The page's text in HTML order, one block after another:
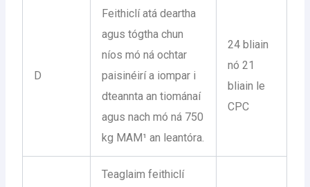
D
Feithiclí atá deartha
agus tógtha chun
níos mó ná ochtar
paisinéirí a iompar i
dteannta an tiománaí
agus nach mó ná 750
kg MAM¹ an leantóra.
24 bliain
nó 21
bliain le
CPC
Teaglaim feithiclí